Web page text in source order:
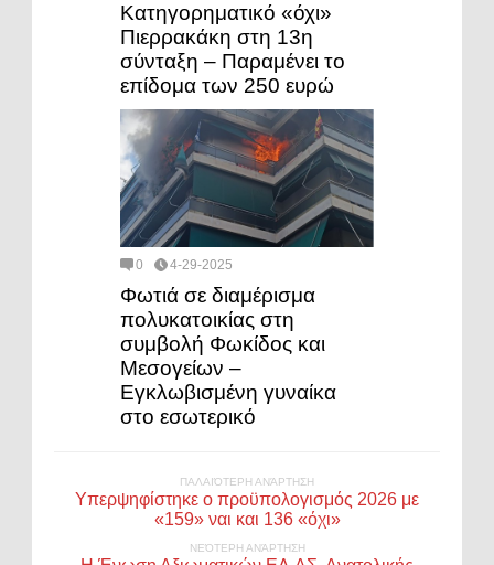
Κατηγορηματικό «όχι»
Πιερρακάκη στη 13η
σύνταξη – Παραμένει το
επίδομα των 250 ευρώ
0 4-29-2025
Φωτιά σε διαμέρισμα
πολυκατοικίας στη
συμβολή Φωκίδος και
Μεσογείων –
Εγκλωβισμένη γυναίκα
στο εσωτερικό
ΠΑΛΑΙΌΤΕΡΗ ΑΝΆΡΤΗΣΗ
Υπερψηφίστηκε ο προϋπολογισμός 2026 με
«159» ναι και 136 «όχι»
ΝΕΌΤΕΡΗ ΑΝΆΡΤΗΣΗ